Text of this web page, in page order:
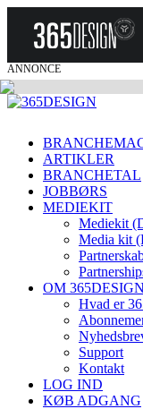
ANNONCE
ARTIKLER
BRANCHETAL
JOBBØRS
MEDIEKIT
Mediekit
Media kit
OM 365DESIGN
Hvad er
Support
Kontakt
LOG IND
KØB ADGANG